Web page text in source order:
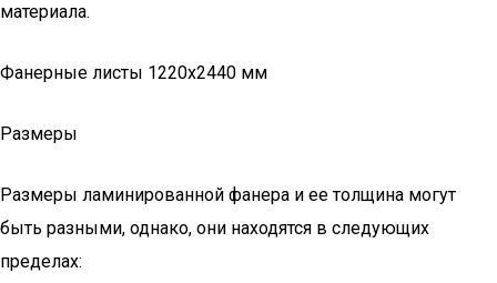
материала.
Фанерные листы 1220х2440 мм
Размеры
Размеры ламинированной фанера и ее толщина могут
быть разными, однако, они находятся в следующих
пределах: